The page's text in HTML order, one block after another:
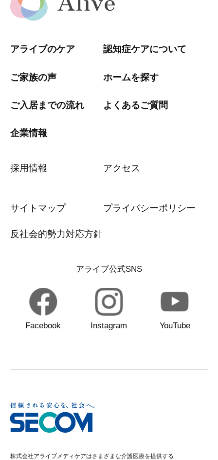
アライブのケア 認知症ケアについて
ご家族の声 ホームを探す
ご入居までの流れ よくあるご質問
企業情報
採用情報 アクセス
サイトマップ プライバシーポリシー
反社会的勢力対応方針
アライブ公式SNS
Facebook Instagram YouTube
株式会社アライブメディケアはさまざまな介護医療を提供する